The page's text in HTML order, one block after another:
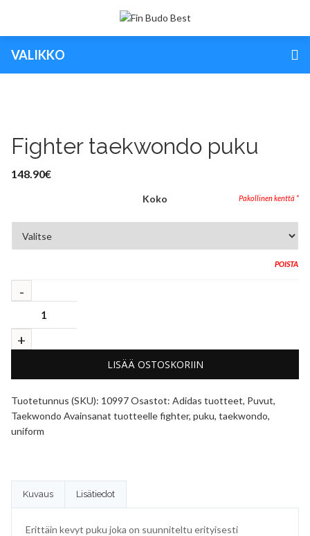
VALIKKO
Fighter taekwondo puku
148.90€
Koko
POISTA
LISÄÄ OSTOSKORIIN
Tuotetunnus (SKU): 10997Osastot: Adidas tuotteet, Puvut,
Taekwondo Avainsanat tuotteellefighter, puku, taekwondo,
uniform
Kuvaus Lisätiedot
Erittäin kevyt puku joka on suunniteltu erityisesti